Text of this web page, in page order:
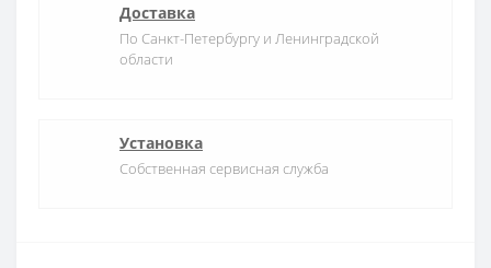
Доставка
По Санкт-Петербургу и Ленинградской
области
Установка
Собственная сервисная служба